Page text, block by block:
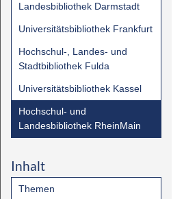
Landesbibliothek Darmstadt
Universitätsbibliothek Frankfurt
Hochschul-, Landes- und
Stadtbibliothek Fulda
Universitätsbibliothek Kassel
Hochschul- und
Landesbibliothek RheinMain
Inhalt
Themen